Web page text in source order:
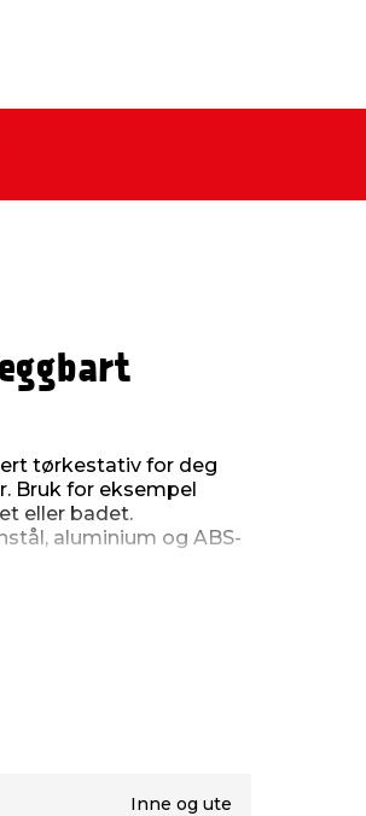
tørkestativ for deg
Bruk for eksempel
eller badet.
aluminium og ABS-
på tørkestativet er D
Du velger selv
4 gummiringer for
Inne og ute